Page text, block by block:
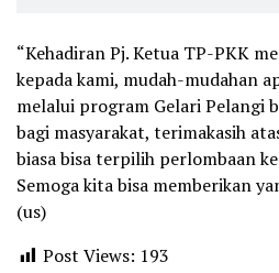
“Kehadiran Pj. Ketua TP-PKK
kepada kami, mudah-mudahan
melalui program Gelari Pelangi
bagi masyarakat, terimakasih
biasa bisa terpilih perlombaan
Semoga kita bisa memberikan
(us)
Post Views: 193